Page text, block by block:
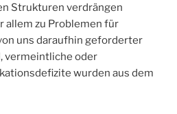
Strukturen verdrängen
allem zu Problemen für
uns daraufhin geforderter
vermeintliche oder
wurden aus dem